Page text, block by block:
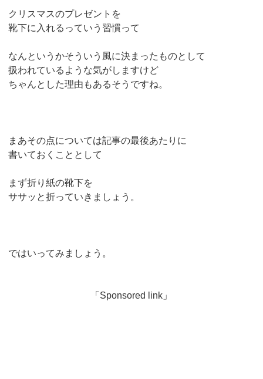
クリスマスのプレゼントを
靴下に入れるっていう習慣って
なんというかそういう風に決まったものとして
扱われているような気がしますけど
ちゃんとした理由もあるそうですね。
まあその点については記事の最後あたりに
書いておくこととして
まず折り紙の靴下を
ササッと折っていきましょう。
ではいってみましょう。
「Sponsored link」